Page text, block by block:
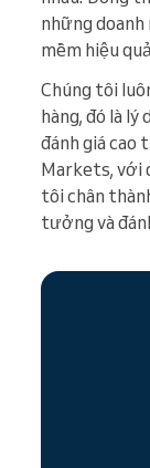
những
mềm hiệu
Chúng tôi
hàng, đó là lý
đánh giá
Markets, với
tôi chân
tưởng và